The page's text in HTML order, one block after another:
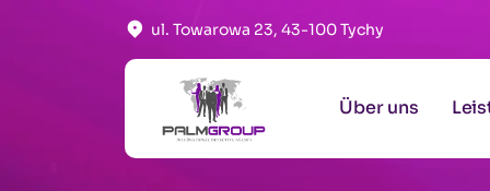
ul. Towarowa 23, 43-100 Tychy
Über uns